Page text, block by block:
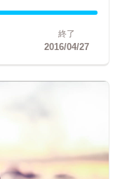
終了
2016/04/27